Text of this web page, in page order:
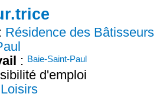
: Résidence des Bâtisseurs
: Baie-Saint-Paul
d'emploi
Loisirs